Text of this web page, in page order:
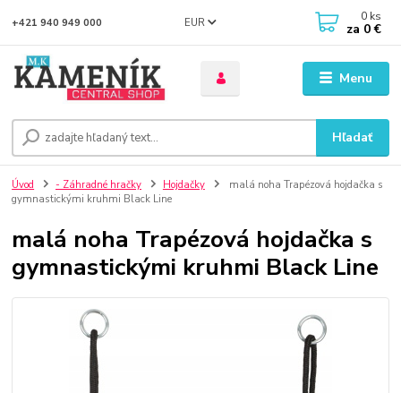
Menu
EUR
Hľadať
+421 940 949 000 0 ks
za 0 €
Úvod - Záhradné hračky Hojdačky
malá noha Trapézová hojdačka s
gymnastickými kruhmi Black Line
malá noha Trapézová hojdačka s
gymnastickými kruhmi Black Line